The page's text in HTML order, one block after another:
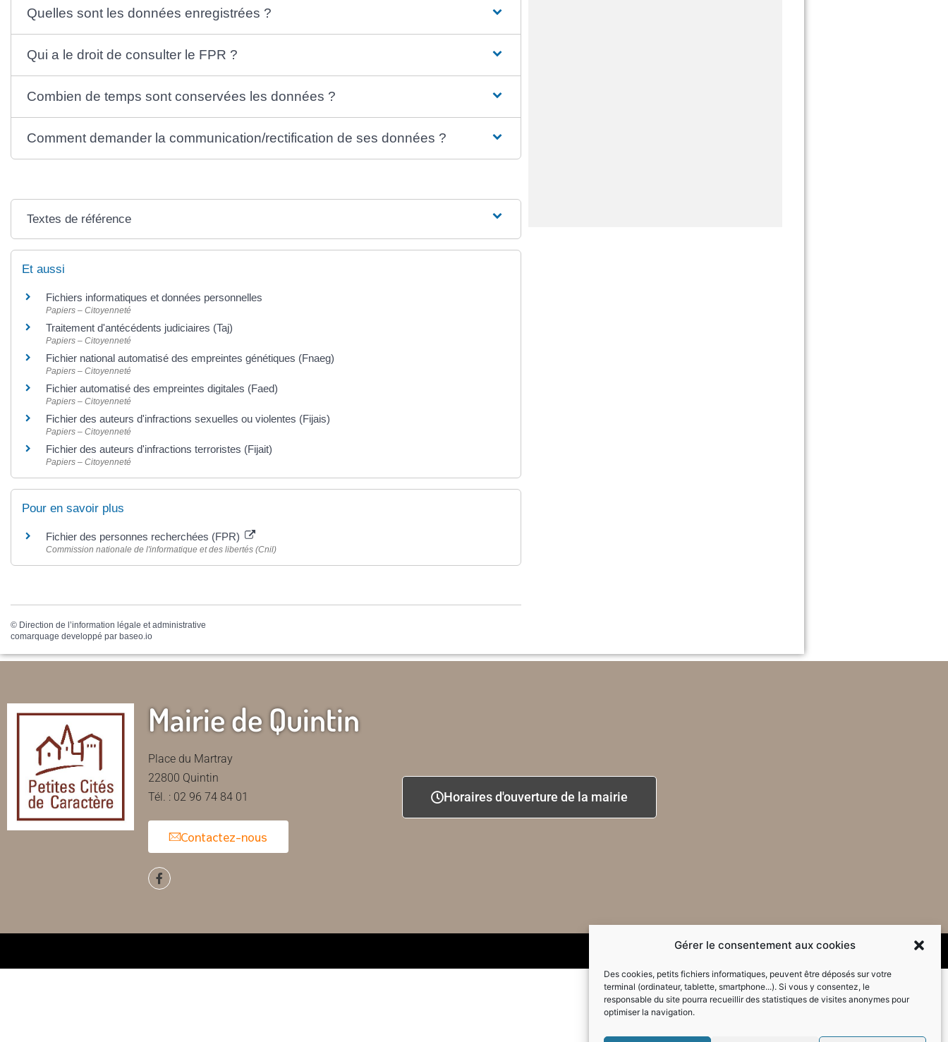
Gérer le consentement aux cookies
Des cookies, petits fichiers informatiques, peuvent être déposés sur votre
terminal (ordinateur, tablette, smartphone...). Si vous y consentez, le
responsable du site pourra recueillir des statistiques de visites anonymes pour
optimiser la navigation.
Quelles sont les données enregistrées ?
Qui a le droit de consulter le FPR ?
Combien de temps sont conservées les données ?
Comment demander la communication/rectification de ses données ?
Textes de référence
Et aussi
Fichiers informatiques et données personnelles
Papiers – Citoyenneté
Traitement d'antécédents judiciaires (Taj)
Papiers – Citoyenneté
Fichier national automatisé des empreintes génétiques (Fnaeg)
Papiers – Citoyenneté
Fichier automatisé des empreintes digitales (Faed)
Papiers – Citoyenneté
Fichier des auteurs d'infractions sexuelles ou violentes (Fijais)
Papiers – Citoyenneté
Fichier des auteurs d'infractions terroristes (Fijait)
Papiers – Citoyenneté
Pour en savoir plus
Fichier des personnes recherchées (FPR)
Commission nationale de l'informatique et des libertés (Cnil)
© Direction de l’information légale et administrative
comarquage developpé par baseo.io
Mairie de Quintin
Place du Martray
22800 Quintin
Tél. : 02 96 74 84 01
Contactez-nous
Horaires d'ouverture de la mairie